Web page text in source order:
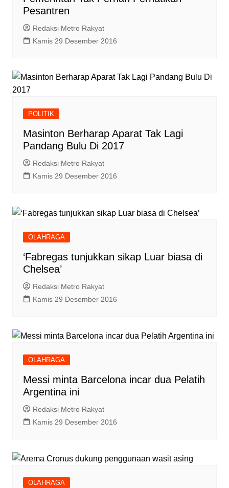
Pesantren
Redaksi Metro Rakyat
Kamis 29 Desember 2016
POLITIK
Masinton Berharap Aparat Tak Lagi
Pandang Bulu Di 2017
Redaksi Metro Rakyat
Kamis 29 Desember 2016
OLAHRAGA
‘Fabregas tunjukkan sikap Luar biasa di
Chelsea’
Redaksi Metro Rakyat
Kamis 29 Desember 2016
OLAHRAGA
Messi minta Barcelona incar dua Pelatih
Argentina ini
Redaksi Metro Rakyat
Kamis 29 Desember 2016
OLAHRAGA